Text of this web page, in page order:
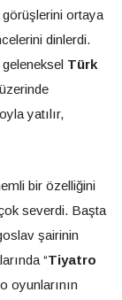
ortaya
dinlerdi.
Türk
yatılır,
bir özelliğini
severdi. Başta
şairinin
“Tiyatro
oyunlarının